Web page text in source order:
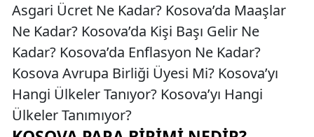
Asgari Ücret Ne Kadar? Kosova’da Maaşlar
Ne Kadar? Kosova’da Kişi Başı Gelir Ne
Kadar? Kosova’da Enflasyon Ne Kadar?
Kosova Avrupa Birliği Üyesi Mi? Kosova’yı
Hangi Ülkeler Tanıyor? Kosova’yı Hangi
Ülkeler Tanımıyor?